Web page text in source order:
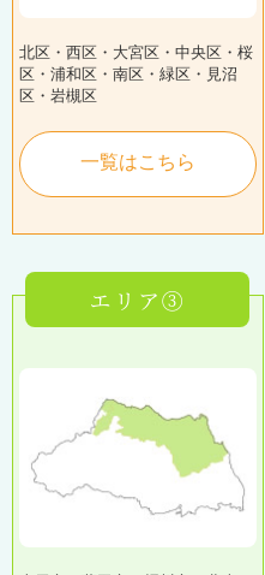
北区・西区・大宮区・中央区・桜
区・浦和区・南区・緑区・見沼
区・岩槻区
一覧はこちら
エリア③